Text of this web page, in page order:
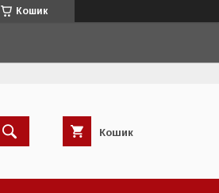
Кошик
Кошик